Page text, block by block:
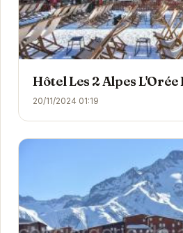
Hôtel Les 2 Alpes L'Orée
20/11/2024 01:19